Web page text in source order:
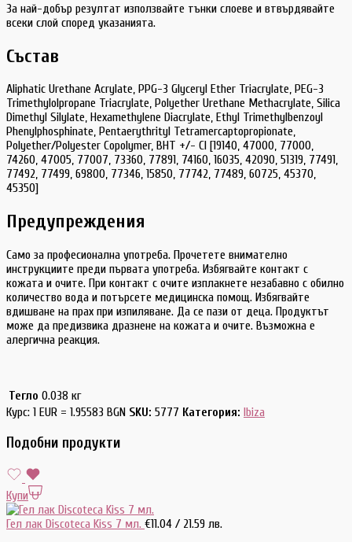
За най-добър резултат използвайте тънки слоеве и втвърдявайте
всеки слой според указанията.
Състав
Aliphatic Urethane Acrylate, PPG-3 Glyceryl Ether Triacrylate, PEG-3
Trimethylolpropane Triacrylate, Polyether Urethane Methacrylate, Silica
Dimethyl Silylate, Hexamethylene Diacrylate, Ethyl Trimethylbenzoyl
Phenylphosphinate, Pentaerythrityl Tetramercaptopropionate,
Polyether/Polyester Copolymer, BHT +/- CI [19140, 47000, 77000,
74260, 47005, 77007, 73360, 77891, 74160, 16035, 42090, 51319, 77491,
77492, 77499, 69800, 77346, 15850, 77742, 77489, 60725, 45370,
45350]
Предупреждения
Само за професионална употреба. Прочетете внимателно
инструкциите преди първата употреба. Избягвайте контакт с
кожата и очите. При контакт с очите изплакнете незабавно с обилно
количество вода и потърсете медицинска помощ. Избягвайте
вдишване на прах при изпиляване. Да се пази от деца. Продуктът
може да предизвика дразнене на кожата и очите. Възможна е
алергична реакция.
Тегло 0.038 кг
Курс: 1 EUR = 1.95583 BGN SKU: 5777 Категория: Ibiza
Подобни продукти
Купи
Гел лак Discoteca Kiss 7 мл. €11.04 / 21.59 лв.